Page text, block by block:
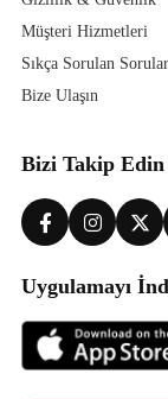
Müşteri Hizmetleri
Sıkça Sorulan Sorular
Bize Ulaşın
Bizi Takip Edin
Uygulamayı